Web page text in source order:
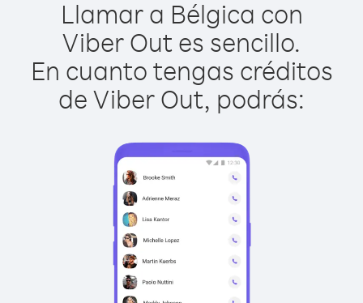
Llamar a Bélgica con
Viber Out es sencillo.
En cuanto tengas créditos
de Viber Out, podrás: